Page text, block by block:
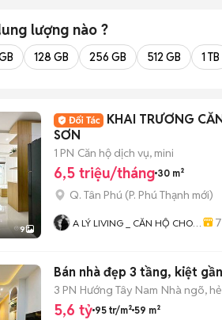
lượng nào ?
128 GB 256 GB 512 GB 1 TB
9
KHAI TRƯƠNG
SƠN
1 PN Căn hộ dịch vụ, mini
6,5 triệu/tháng 30 m²
Q. Tân Phú (P. Phú Thạnh mới)
A LÝ LIVING _ CĂN HỘ CHO
CHUNG CƯ - NHÀ Ở
7
Bán nhà đẹp 3 tầng, kiệt
3 PN Hướng Tây Nam Nhà ngõ,
5,6 tỷ 95 tr/m² 59 m²